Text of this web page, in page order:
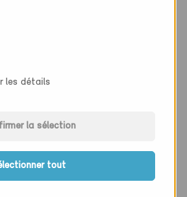
avec Kompogas (jusqu'en
installation solaire thermique
partir de 2012 (24m
les détails
la sélection
tout